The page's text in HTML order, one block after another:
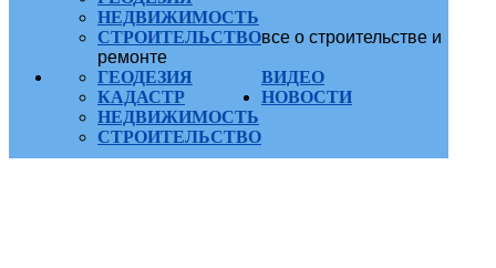
НЕДВИЖИМОСТЬ
СТРОИТЕЛЬСТВОвсе о строительстве и
ремонте
ВИДЕО
ГЕОДЕЗИЯ
КАДАСТР
НЕДВИЖИМОСТЬ
СТРОИТЕЛЬСТВО
НОВОСТИ